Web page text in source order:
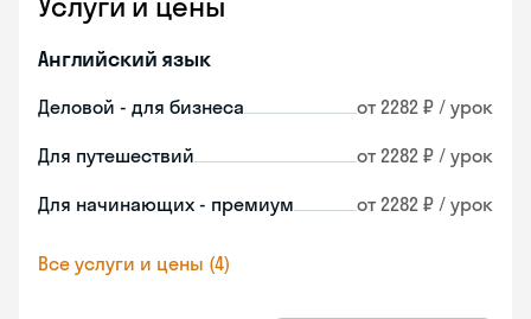
Английский язык
Деловой - для бизнеса от 2282 ₽ / урок
Для путешествий от 2282 ₽ / урок
Для начинающих - премиум от 2282 ₽ / урок
Все услуги и цены (4)